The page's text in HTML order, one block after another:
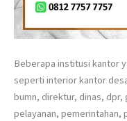
Beberapa institusi kantor
seperti interior kantor
bumn, direktur, dinas, dpr,
pelayanan, pemerintahan,